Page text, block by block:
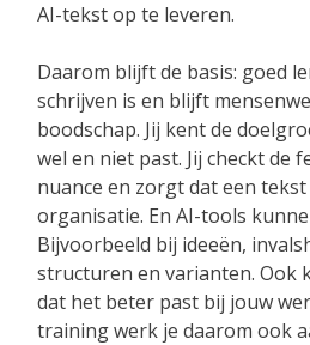
AI-tekst op te leveren.
Daarom blijft de basis: goed
schrijven is en blijft
boodschap. Jij kent de
wel en niet past. Jij checkt de
nuance en zorgt dat een
organisatie. En AI-tools
Bijvoorbeeld bij ideeën,
structuren en varianten. Ook
dat het beter past bij jouw
training werk je daarom ook